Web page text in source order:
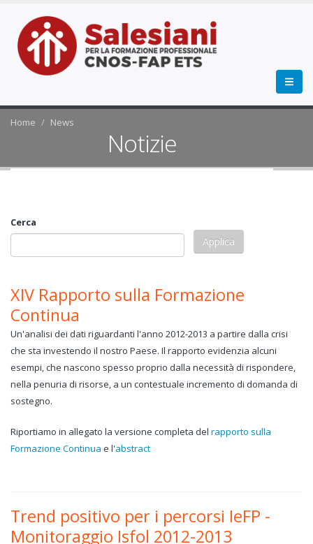
Home News
Notizie
Cerca
XIV Rapporto sulla Formazione
Continua
Un'analisi dei dati riguardanti l'anno 2012-2013 a partire dalla crisi
che sta investendo il nostro Paese. Il rapporto evidenzia alcuni
esempi, che nascono spesso proprio dalla necessità di rispondere,
nella penuria di risorse, a un contestuale incremento di domanda di
sostegno.
Riportiamo in allegato la versione completa del rapporto sulla
Formazione Continua e l'abstract
Trend positivo per i percorsi IeFP -
Monitoraggio Isfol 2012-2013